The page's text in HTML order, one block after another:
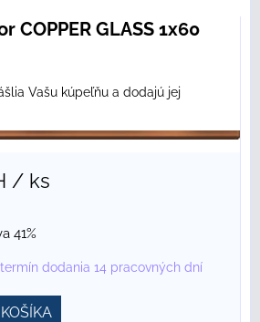
COPPER GLASS 1x60
Vašu kúpeľňu a dodajú jej
/ ks
41%
dodania 14 pracovných dní